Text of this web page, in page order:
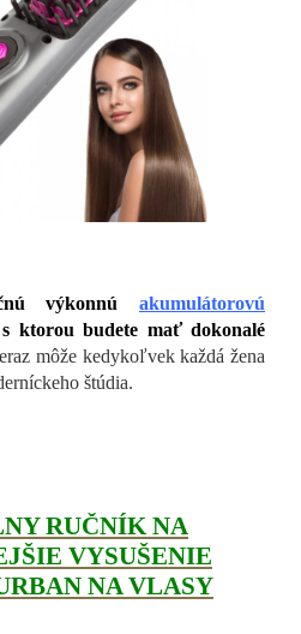
výkonnú
akumulátorovú
ktorou budete mať dokonalé
môže kedykoľvek každá žena
štúdia.
RUČNÍK NA
VYSUŠENIE
NA VLASY